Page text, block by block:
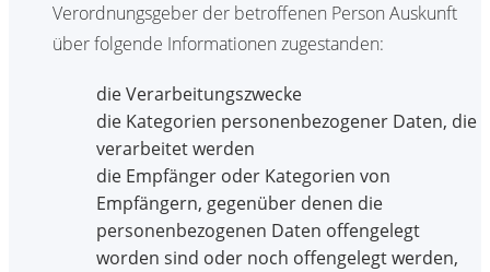
Verordnungsgeber der betroffenen Person Auskunft
über folgende Informationen zugestanden:
die Verarbeitungszwecke
die Kategorien personenbezogener Daten, die
verarbeitet werden
die Empfänger oder Kategorien von
Empfängern, gegenüber denen die
personenbezogenen Daten offengelegt
worden sind oder noch offengelegt werden,